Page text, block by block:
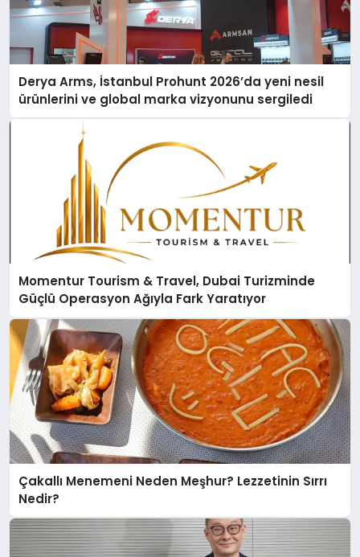
Derya Arms, İstanbul Prohunt 2026’da yeni nesil
ürünlerini ve global marka vizyonunu sergiledi
Momentur Tourism & Travel, Dubai Turizminde
Güçlü Operasyon Ağıyla Fark Yaratıyor
Çakallı Menemeni Neden Meşhur? Lezzetinin Sırrı
Nedir?